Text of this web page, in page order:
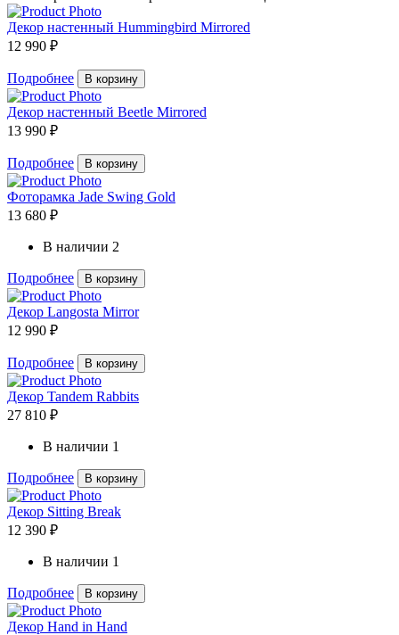
Декор настенный Hummingbird Mirrored
12 990 ₽
Подробнее В корзину
Декор настенный Beetle Mirrored
13 990 ₽
Подробнее В корзину
Фоторамка Jade Swing Gold
13 680 ₽
В наличии 2
Подробнее В корзину
Декор Langosta Mirror
12 990 ₽
Подробнее В корзину
Декор Tandem Rabbits
27 810 ₽
В наличии 1
Подробнее В корзину
Декор Sitting Break
12 390 ₽
В наличии 1
Подробнее В корзину
Декор Hand in Hand